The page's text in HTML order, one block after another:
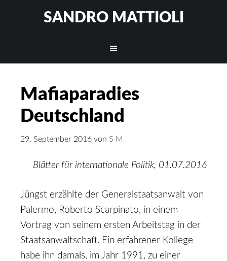
SANDRO MATTIOLI
Mafiaparadies
Deutschland
29. September 2016 von S M
Blätter für internationale Politik, 01.07.2016
Jüngst erzählte der Generalstaatsanwalt von
Palermo, Roberto Scarpinato, in einem
Vortrag von seinem ersten Arbeitstag in der
Staatsanwaltschaft. Ein erfahrener Kollege
habe ihn damals, im Jahr 1991, zu einer